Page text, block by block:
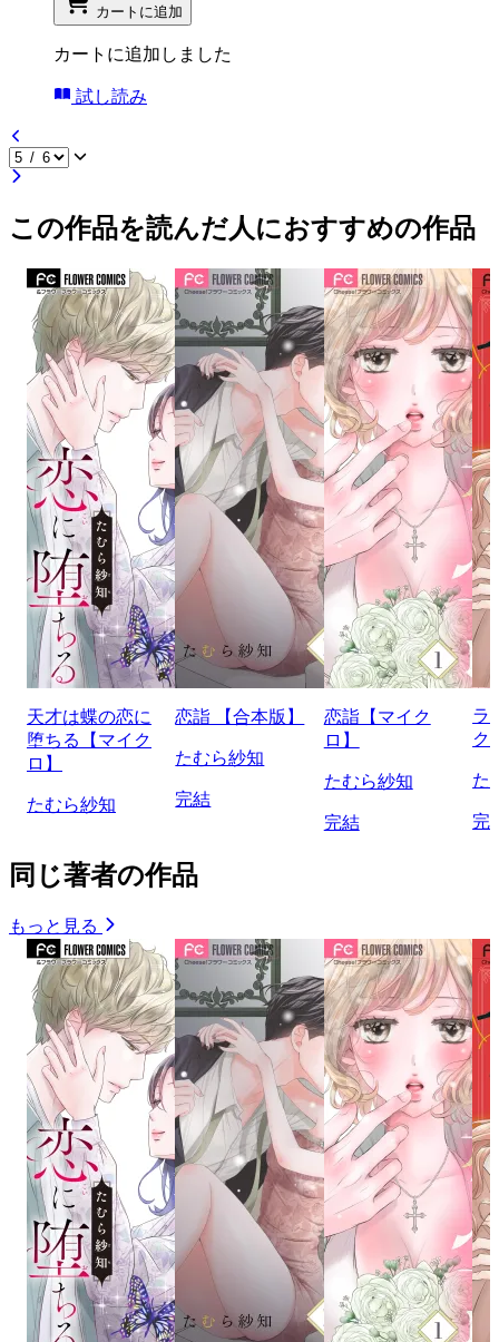
カートに追加
カートに追加しました
試し読み
この作品を読んだ人におすすめの作品
天才は蝶の恋に
堕ちる【マイク
ロ】
たむら紗知
恋詣 【合本版】
たむら紗知
完結
恋詣【マイク
ロ】
たむら紗知
完結
ラ
ク
た
完
同じ著者の作品
もっと見る